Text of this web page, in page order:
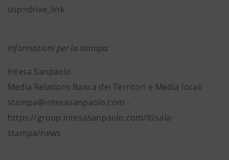
usp=drive_link
Informazioni per la stampa:
Intesa Sanpaolo
Media Relations Banca dei Territori e Media locali
stampa@intesasanpaolo.com -
https://group.intesasanpaolo.com/it/sala-
stampa/news